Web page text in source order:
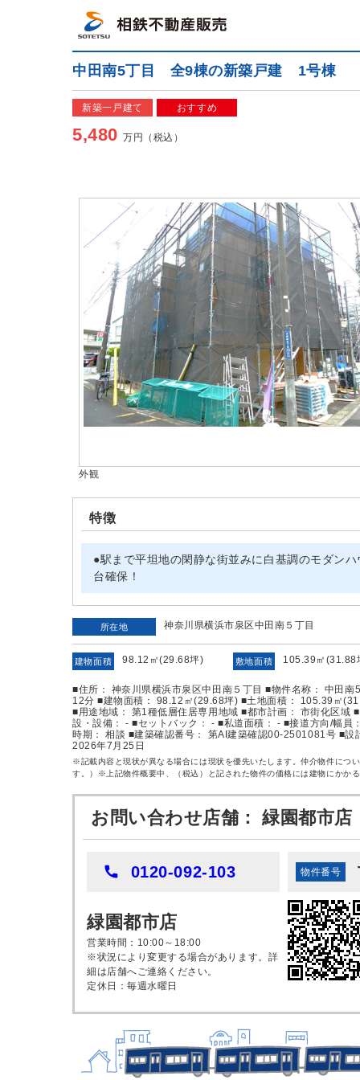
中田南5丁目 全9棟の新築戸建 1号棟
新築一戸建て おすすめ
5,480万円（税込）
外観
特徴
●駅まで平坦地の閑静な街並みに白基調のモダ
台確保！
所在地 神奈川県横浜市泉区中田南５丁目
建物面積 98.12㎡(29.68坪) 敷地面積 105.39㎡(31.88
■住所： 神奈川県横浜市泉区中田南５丁目 ■物件名称： 中田
12分 ■建物面積： 98.12㎡(29.68坪) ■土地面積： 105.39㎡
■用途地域： 第1種低層住居専用地域 ■都市計画： 市街化区
設・設備： - ■セットバック： - ■私道面積： - ■接道方向/幅
時期： 相談 ■建築確認番号： 第AI建築確認00-2501081号 ■
2026年7月25日
※記載内容と現状が異なる場合には現状を優先いたします。仲介物件につ
す。）※上記物件概要中、（税込）と記された物件の価格には建物にかか
お問い合わせ店舗： 緑園都市店
0120-092-103 物件番号
緑園都市店
営業時間：10:00～18:00
※状況により変更する場合があります。詳
細は店舗へご連絡ください。
定休日：毎週水曜日